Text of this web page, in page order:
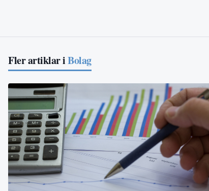
Fler artiklar iBolag